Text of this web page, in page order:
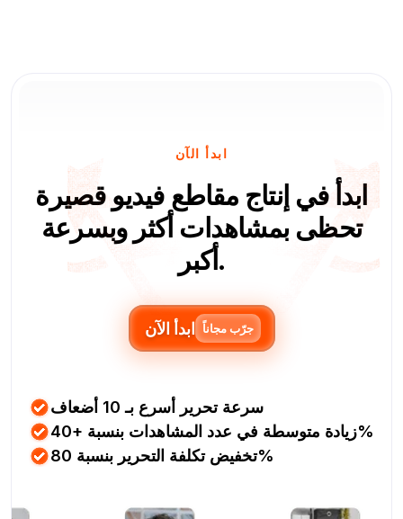
ابدأ الآن
ابدأ في إنتاج مقاطع فيديو قصيرة
تحظى بمشاهدات أكثر وبسرعة
أكبر.
ابدأ الآن جرّب مجاناً
سرعة تحرير أسرع بـ 10 أضعاف
زيادة متوسطة في عدد المشاهدات بنسبة +40%
تخفيض تكلفة التحرير بنسبة 80%